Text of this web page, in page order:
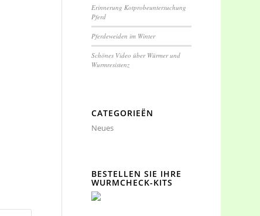
Erinnerung Kotprobeuntersuchung
Pferd
Pferdeweiden im Winter
Schönes Video über Würmer und
Wurmresistenz
CATEGORIEËN
Neues
BESTELLEN SIE IHRE
WURMCHECK-KITS